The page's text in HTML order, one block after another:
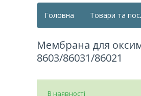
Головна Товари та
Мембрана для
8603/86031/86021
В наявності